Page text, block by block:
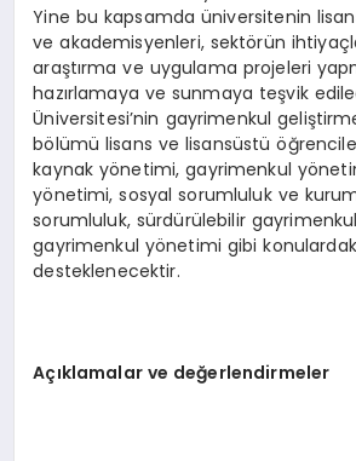
Yine bu kapsamda üniversitenin
ve akademisyenleri, sektörün
araştırma ve uygulama projeleri
hazırlamaya ve sunmaya teşvik
Üniversitesi’nin gayrimenkul
bölümü lisans ve lisansüstü
kaynak yönetimi, gayrimenkul
yönetimi, sosyal sorumluluk ve
sorumluluk, sürdürülebilir
gayrimenkul yönetimi gibi
desteklenecektir.
Açıklamalar ve değerlendirmeler